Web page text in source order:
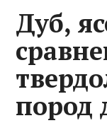
Дуб,
пород